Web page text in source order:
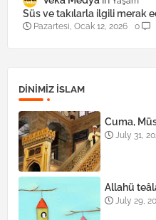
Süs ve takılarla ilgili merak
Pazartesi, Ocak 12, 2026 0
DINIMIZ ISLAM
Cuma,
July 31,
Allahü
July 29,